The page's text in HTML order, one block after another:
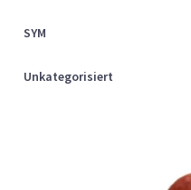
SYM
Unkategorisiert